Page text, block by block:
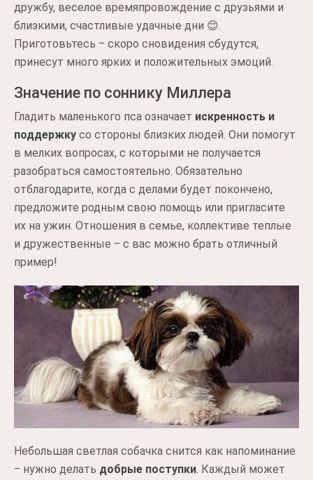
дружбу, веселое времяпровождение с друзьями и
близкими, счастливые удачные дни 😊.
Приготовьтесь ‒ скоро сновидения сбудутся,
принесут много ярких и положительных эмоций.
Значение по соннику Миллера
Гладить маленького пса означает искренность и
поддержку со стороны близких людей. Они помогут
в мелких вопросах, с которыми не получается
разобраться самостоятельно. Обязательно
отблагодарите, когда с делами будет покончено,
предложите родным свою помощь или пригласите
их на ужин. Отношения в семье, коллективе теплые
и дружественные ‒ с вас можно брать отличный
пример!
Небольшая светлая собачка снится как напоминание
‒ нужно делать добрые поступки. Каждый может